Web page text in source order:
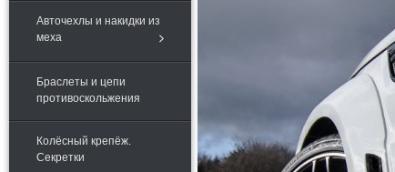
Авточехлы и накидки из
меха
Браслеты и цепи
противоскольжения
Колёсный крепёж.
Секретки